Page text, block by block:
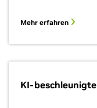
Mehr erfahren
KI-